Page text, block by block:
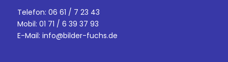
Telefon: 06 61 / 7 23 43
Mobil: 01 71 / 6 39 37 93
E-Mail: info@bilder-fuchs.de